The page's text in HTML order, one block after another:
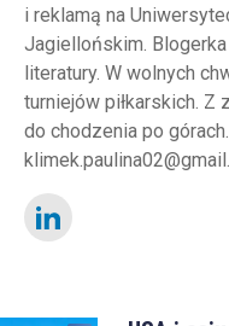
i reklamą na
Jagiellońskim.
literatury. W wolnych
turniejów piłkarskich. Z
do chodzenia po